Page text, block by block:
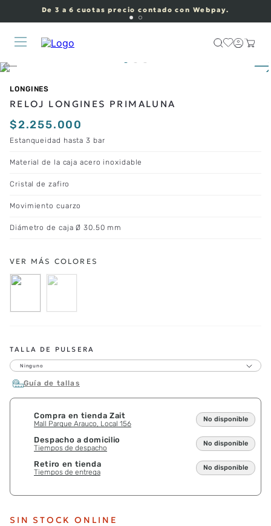
De 3 a 6 cuotas precio contado con Webpay.
LONGINES
RELOJ LONGINES PRIMALUNA
$2.255.000
Estanqueidad hasta 3 bar
Material de la caja acero inoxidable
Cristal de zafiro
Movimiento cuarzo
Diámetro de caja Ø 30.50 mm
TALLA DE PULSERA
Ninguno
Guía de tallas
Compra en tienda Zait
Mall Parque Arauco, Local 156
No disponible
Despacho a domicilio
Tiempos de despacho
No disponible
Retiro en tienda
Tiempos de entrega
No disponible
SIN STOCK ONLINE